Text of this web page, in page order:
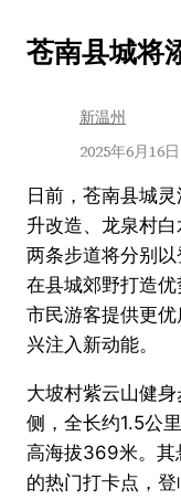
苍南县城将
新温州
2025年6月16
日前，苍南县城
升改造、龙泉村
两条步道将分别以
在县城郊野打造优
市民游客提供更
兴注入新动能。
大坡村紫云山健
侧，全长约1.5公
高海拔369米。其
的热门打卡点，